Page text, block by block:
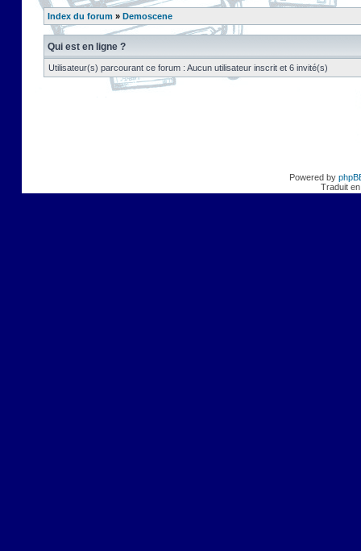
Index du forum » Demoscene
Qui est en ligne ?
Utilisateur(s) parcourant ce forum : Aucun utilisateur inscrit et 6 invité(s)
Powered by
Traduit